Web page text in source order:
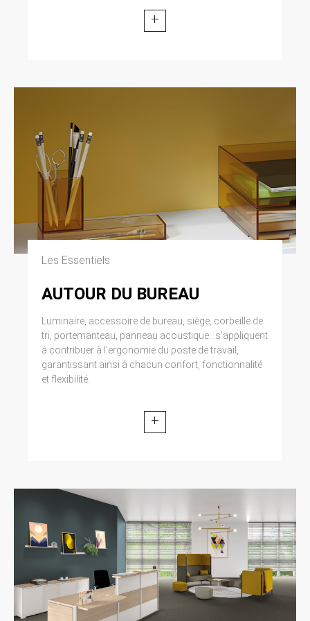
+
Les Essentiels
AUTOUR DU BUREAU
Luminaire, accessoire de bureau, siège, corbeille de
tri, portemanteau, panneau acoustique...s’appliquent
à contribuer à l’ergonomie du poste de travail,
garantissant ainsi à chacun confort, fonctionnalité
et flexibilité.
+
modifiée par la loi n° 2004-801 du 6 août 2004
relative à l’informatique, aux fichiers et aux
libertés. Loi n° 2004-575 du 21 juin 2004 pour
11. LEXIQUE.
le site susnommé. Informations personnelles :
« les informations qui permettent, sous quelque
forme que ce soit, directement ou non,
l’identification des personnes physiques
auxquelles elles s’appliquent » (article 4 de la
loi n° 78-17 du 6 janvier 1978).